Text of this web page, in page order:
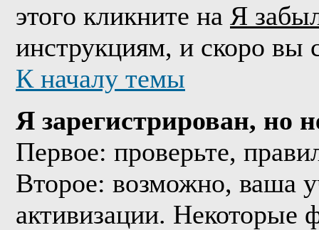
этого кликните на Я
инструкциям, и скоро вы
К началу темы
Я зарегистрирован, но
Первое: проверьте,
Второе: возможно, ваша
активизации. Некоторые